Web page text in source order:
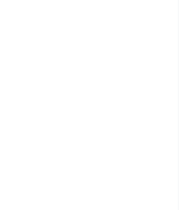
finali
sulla
rischio alto